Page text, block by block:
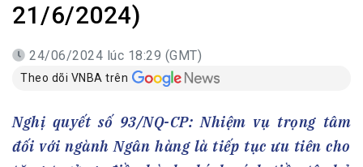
21/6/2024)
24/06/2024 lúc 18:29 (GMT)
Theo dõi VNBA trên
Nghị quyết số 93/NQ-CP: Nhiệm vụ trọng tâm
đối với ngành Ngân hàng là tiếp tục ưu tiên cho